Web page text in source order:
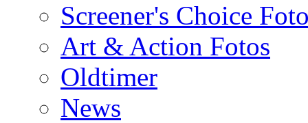
Screener's Choice
Art & Action Fotos
Oldtimer
News